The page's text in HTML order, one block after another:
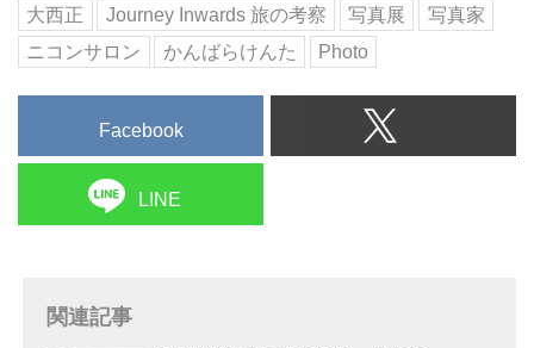
大西正 Journey Inwards 旅の考察 写真展
写真家
ニコンサロン
かんばらけんた Photo
Facebook
LINE
関連記事